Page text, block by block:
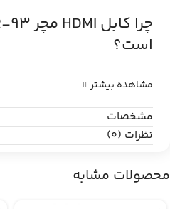
است؟
مشاهده بیشتر
مشخصات
نظرات (0)
محصولات مشابه